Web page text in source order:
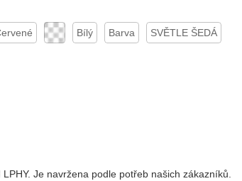
Bílý Barva SVĚTLE ŠEDÁ
Je navržena podle potřeb našich zákazníků.